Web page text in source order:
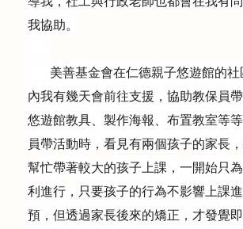
我協助。
美善基金會在仁德親子悠遊館的社
內我有幾天會前往支援，協助教保員
悠遊館教具、製作海報、布置教室等
員帶活動時，看見有兩個孩子的家長
幫忙帶著較大的孩子上課，一開始只
利進行，只要孩子的行為不影響上課
預，但透過家長後來的矯正，才發覺